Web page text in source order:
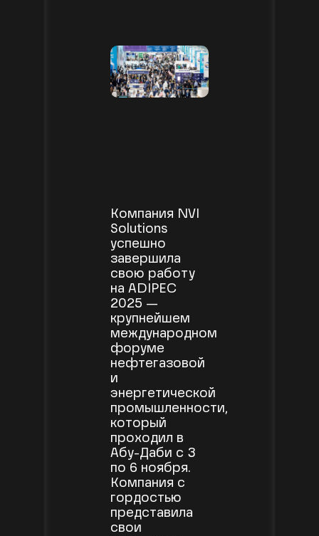
Компания NVI
Solutions
успешно
завершила
свою работу
на ADIPEC
2025 —
крупнейшем
международном
форуме
нефтегазовой
и
энергетической
промышленности,
который
проходил в
Абу-Даби с 3
по 6 ноября.
Компания с
гордостью
представила
свои